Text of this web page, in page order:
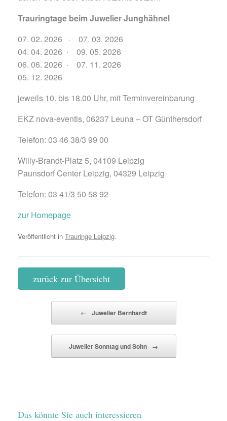
Trauringtage beim Juwelier Junghähnel
07. 02. 2026 · 07. 03. 2026
04. 04. 2026 · 09. 05. 2026
06. 06. 2026 · 07. 11. 2026
05. 12. 2026
jeweils 10. bis 18.00 Uhr, mit Terminvereinbarung
EKZ nova-eventis, 06237 Leuna – OT Günthersdorf
Telefon: 03 46 38/3 99 00
Willy-Brandt-Platz 5, 04109 Leipzig
Paunsdorf Center Leipzig, 04329 Leipzig
Telefon: 03 41/3 50 58 92
zur Homepage
Veröffentlicht in Trauringe Leipzig.
zurück zur Übersicht
← Juwelier Bernhardt
Juwelier Sonntag und Sohn →
Das könnte Sie auch interessieren